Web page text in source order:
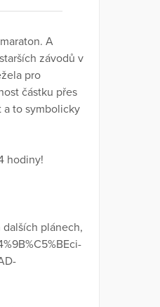
A
závodů v
pro
částku přes
a to symbolicky
hodiny!
plánech,